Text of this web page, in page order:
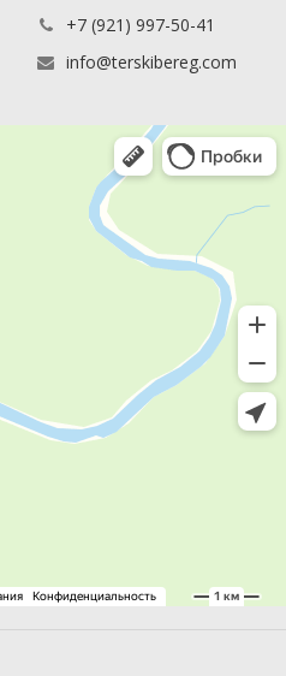
+7 (921) 997-50-41
info@terskibereg.com